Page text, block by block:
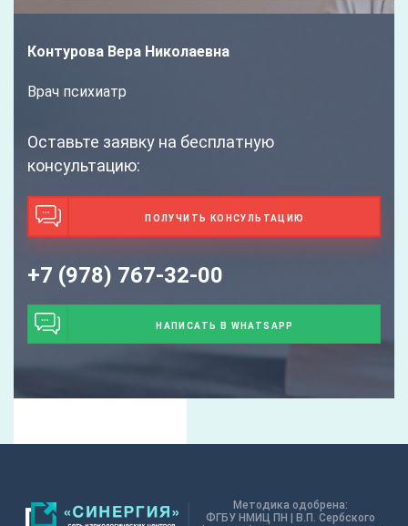
Контурова Вера Николаевна
Врач психиатр
Оставьте заявку на бесплатную
консультацию:
ПОЛУЧИТЬ КОНСУЛЬТАЦИЮ
+7 (978) 767-32-00
НАПИСАТЬ В WHATSAPP
Методика одобрена:
ФГБУ НМИЦ ПН | В.П. Сербского